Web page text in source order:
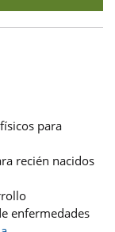
para
recién nacidos
enfermedades